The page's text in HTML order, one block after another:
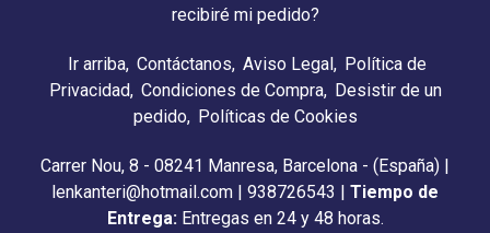
recibiré mi pedido?
Ir arriba Contáctanos Aviso Legal
Política de
Privacidad Condiciones de Compra
Desistir de un
pedido
Políticas de Cookies
Carrer Nou, 8 - 08241 Manresa, Barcelona - (España) |
lenkanteri@hotmail.com | 938726543 | Tiempo de
Entrega: Entregas en 24 y 48 horas.